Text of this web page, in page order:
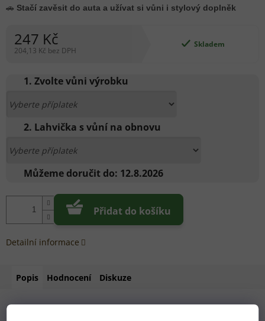
247 Kč
204,13 Kč bez DPH
cena:
Skladem
1. Zvolte vůni výrobku
2. Lahvička s vůní na obnovu
Můžeme doručit do: 12.8.2026
Přidat do košíku
🚗 Stačí zavěsit do auta a užívat si vůni i stylový doplněk
Detailní informace
Popis Hodnocení Diskuze